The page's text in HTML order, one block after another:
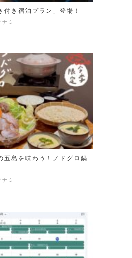
付き宿泊プラン」登場！
ナミ
五島を味わう！ノドグロ鍋
ナミ